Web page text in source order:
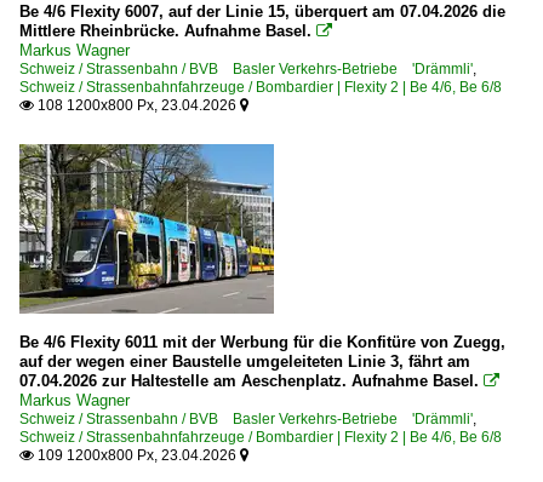
Be 4/6 Flexity 6007, auf der Linie 15, überquert am 07.04.2026 die
Mittlere Rheinbrücke. Aufnahme Basel. 
Markus Wagner
Schweiz / Strassenbahn / BVB Basler Verkehrs-Betriebe 'Drämmli',
Schweiz / Strassenbahnfahrzeuge / Bombardier | Flexity 2 | Be 4/6, Be 6/8
 108 1200x800 Px, 23.04.2026 
Be 4/6 Flexity 6011 mit der Werbung für die Konfitüre von Zuegg,
auf der wegen einer Baustelle umgeleiteten Linie 3, fährt am
07.04.2026 zur Haltestelle am Aeschenplatz. Aufnahme Basel. 
Markus Wagner
Schweiz / Strassenbahn / BVB Basler Verkehrs-Betriebe 'Drämmli',
Schweiz / Strassenbahnfahrzeuge / Bombardier | Flexity 2 | Be 4/6, Be 6/8
 109 1200x800 Px, 23.04.2026 